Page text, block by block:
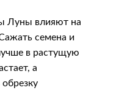
Луны влияют на
семена и
в растущую
а